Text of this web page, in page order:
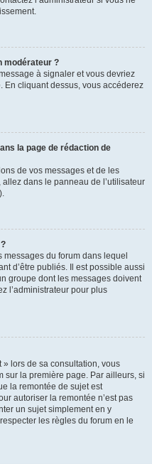
modérateur ?
à signaler et vous devriez
En cliquant dessus, vous accéderez
la page de rédaction de
de vos messages et de les
dans le panneau de l’utilisateur
).
messages du forum dans lequel
d’être publiés. Il est possible aussi
groupe dont les messages doivent
l’administrateur pour plus
lors de sa consultation, vous
sur la première page. Par ailleurs, si
la remontée de sujet est
autoriser la remontée n’est pas
un sujet simplement en y
les règles du forum en le